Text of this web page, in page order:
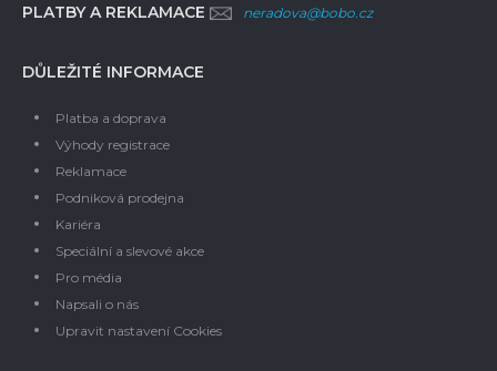
PLATBY A REKLAMACE
neradova@bobo.cz
DŮLEŽITÉ INFORMACE
Platba a doprava
Výhody registrace
Reklamace
Podniková prodejna
Kariéra
Speciální a slevové akce
Pro média
Napsali o nás
Upravit nastavení Cookies